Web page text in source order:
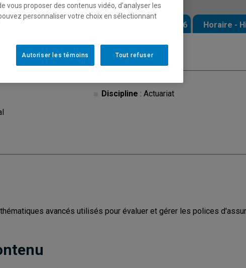
Horaire - Automne 2026 Horaire -
Discipline : Actuariat
avancés utilisés pour évaluer et gérer les polices
vous proposer des contenus vidéo, d’analyser les
personnaliser votre choix en sélectionnant
Tout refuser
Autoriser les témoins